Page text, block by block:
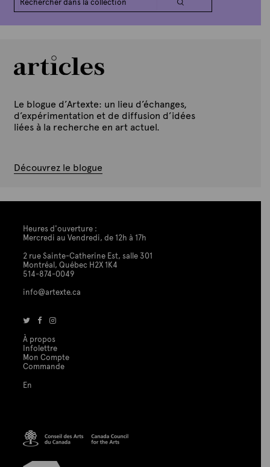
Le blogue d’Artexte: un lieu d’échanges,
d’expérimentation et de diffusion d’idées
liées à la recherche en art actuel.
Découvrez le blogue
Heures d'ouverture :
Mercredi au Vendredi, de 12h à 17h
2 rue Sainte-Catherine Est, salle 301
Montréal, Québec H2X 1K4
514-874-0049
info@artexte.ca
À propos
Infolettre
Mon Compte
Commande
En